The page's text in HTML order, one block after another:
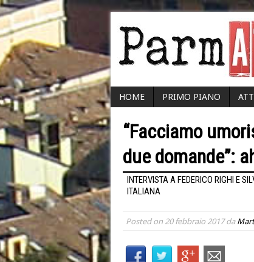
HOME PRIMO PIANO
“Facciamo
due domande”:
INTERVISTA A FEDERICO RIGHI E
ITALIANA
Posted on 20 febbraio 2017da